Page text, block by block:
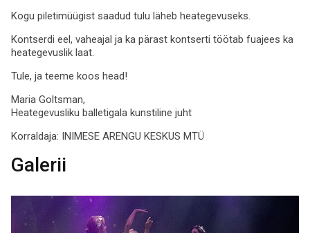
Kogu piletimüügist saadud tulu läheb heategevuseks.
Kontserdi eel, vaheajal ja ka pärast kontserti töötab fuajees ka
heategevuslik laat.
Tule, ja teeme koos head!
Maria Goltsman,
Heategevusliku balletigala kunstiline juht
Korraldaja: INIMESE ARENGU KESKUS MTÜ
Galerii